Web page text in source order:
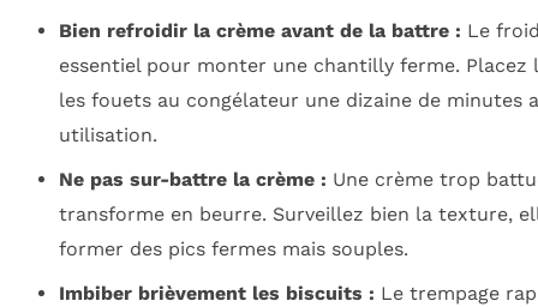
Bien refroidir la crème avant de la battre : Le
essentiel pour monter une chantilly ferme. Placez
les fouets au congélateur une dizaine de minutes
utilisation.
Ne pas sur-battre la crème : Une crème trop
transforme en beurre. Surveillez bien la texture,
former des pics fermes mais souples.
Imbiber brièvement les biscuits : Le trempage